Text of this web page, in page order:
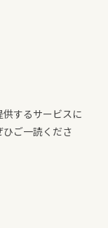
するサービスに
ご一読くださ